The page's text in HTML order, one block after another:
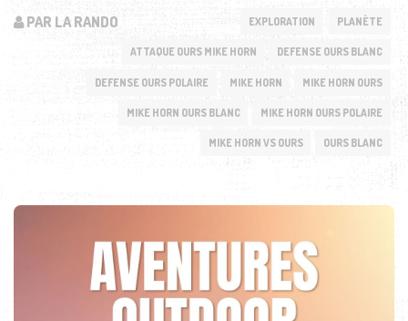
PAR LA RANDO EXPLORATION PLANÈTE
ATTAQUE OURS MIKE HORN DEFENSE OURS BLANC
DEFENSE OURS POLAIRE MIKE HORN MIKE HORN OURS
MIKE HORN OURS BLANC MIKE HORN OURS POLAIRE
MIKE HORN VS OURS OURS BLANC